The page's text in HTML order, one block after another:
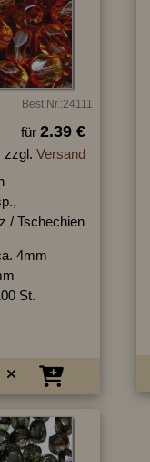
Best.Nr.:24111
für 2.39 €
zzgl. Versand
/ Tschechien
4mm
St.